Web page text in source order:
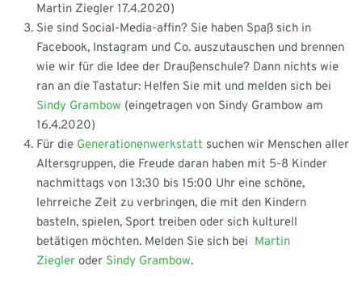
Martin Ziegler 17.4.2020)
Sie sind Social-Media-affin? Sie haben Spaß sich in
Facebook, Instagram und Co. auszutauschen und brennen
wie wir für die Idee der Draußenschule? Dann nichts wie
ran an die Tastatur: Helfen Sie mit und melden sich bei
Sindy Grambow (eingetragen von Sindy Grambow am
16.4.2020)
Für die Generationenwerkstatt suchen wir Menschen aller
Altersgruppen, die Freude daran haben mit 5-8 Kinder
nachmittags von 13:30 bis 15:00 Uhr eine schöne,
lehrreiche Zeit zu verbringen, die mit den Kindern
basteln, spielen, Sport treiben oder sich kulturell
betätigen möchten. Melden Sie sich bei Martin
Ziegler oder Sindy Grambow.